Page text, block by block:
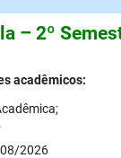
– 2º
acadêmicos:
2026